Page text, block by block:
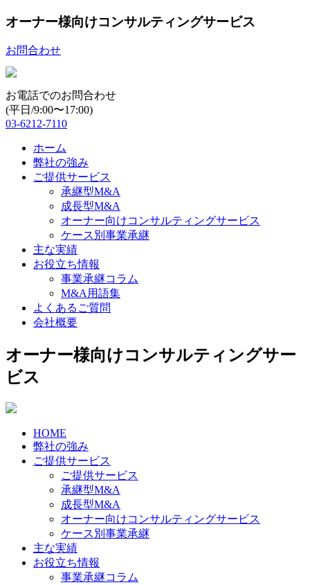
オーナー様向けコンサルティングサービス
お問合わせ
お電話でのお問合わせ
(平日/9:00〜17:00)
03-6212-7110
ホーム
弊社の強み
ご提供サービス
承継型M&A
成長型M&A
オーナー向けコンサルティングサービス
ケース別事業承継
主な実績
お役立ち情報
事業承継コラム
M&A用語集
よくあるご質問
会社概要
オーナー様向けコンサルティングサー
ビス
HOME
弊社の強み
ご提供サービス
ご提供サービス
承継型M&A
成長型M&A
オーナー向けコンサルティングサービス
ケース別事業承継
主な実績
お役立ち情報
事業承継コラム